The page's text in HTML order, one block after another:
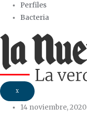
Perfiles
Bacteria
X
14 noviembre, 2020